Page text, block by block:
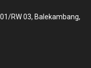
RW 03, Balekambang,